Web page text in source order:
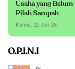
Usaha yang
Pilah Sampah
Kamis, 11 Jun 26
O.P.I.N.I